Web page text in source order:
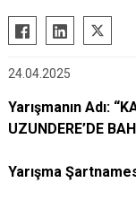
Hınıs
İspir
Karayazı
24.04.2025
Yarışmanın Adı:
UZUNDERE’DE
Yarışma